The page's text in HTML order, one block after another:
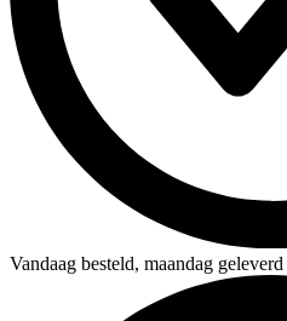
Vandaag besteld, maandag geleverd